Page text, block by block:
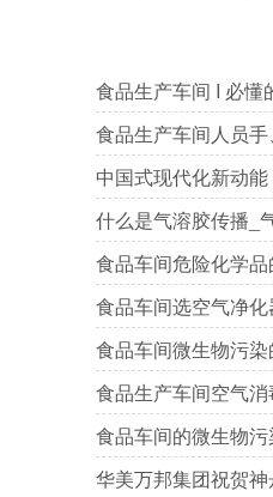
食品生产车间 I 必懂
食品生产车间人员
中国式现代化新动
什么是气溶胶传播_
食品车间危险化学
食品车间选空气净
食品车间微生物污
食品生产车间空气
食品车间的微生物
华美万邦集团祝贺